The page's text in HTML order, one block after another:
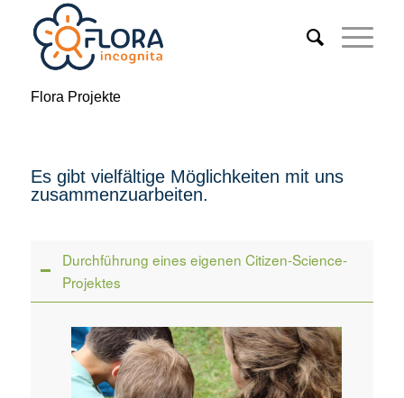
Flora Projekte
Es gibt vielfältige Möglichkeiten mit uns
zusammenzuarbeiten.
Durchführung eines eigenen Citizen-Science-
Projektes